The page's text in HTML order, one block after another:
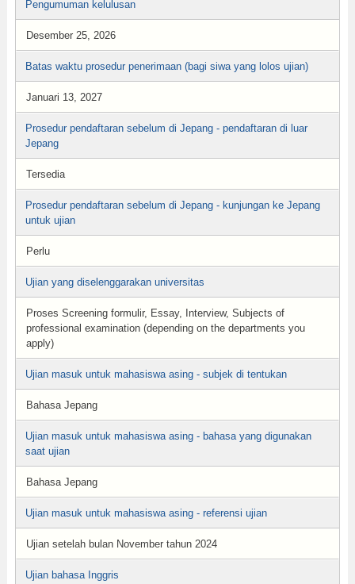
Pengumuman kelulusan
Desember 25, 2026
Batas waktu prosedur penerimaan (bagi siwa yang lolos ujian)
Januari 13, 2027
Prosedur pendaftaran sebelum di Jepang - pendaftaran di luar
Jepang
Tersedia
Prosedur pendaftaran sebelum di Jepang - kunjungan ke Jepang
untuk ujian
Perlu
Ujian yang diselenggarakan universitas
Proses Screening formulir, Essay, Interview, Subjects of
professional examination (depending on the departments you
apply)
Ujian masuk untuk mahasiswa asing - subjek di tentukan
Bahasa Jepang
Ujian masuk untuk mahasiswa asing - bahasa yang digunakan
saat ujian
Bahasa Jepang
Ujian masuk untuk mahasiswa asing - referensi ujian
Ujian setelah bulan November tahun 2024
Ujian bahasa Inggris